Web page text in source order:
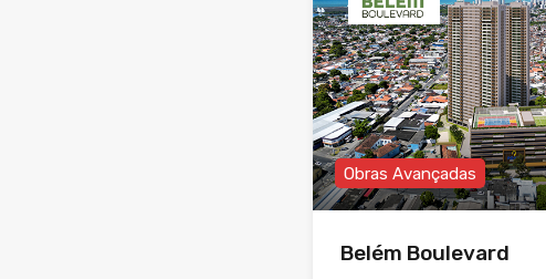
Obras Avançadas
Belém Boulevard